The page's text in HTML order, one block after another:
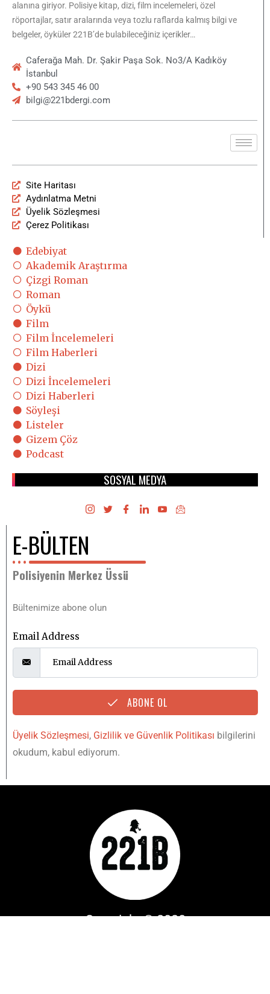
alanına giriyor. Polisiye kitap, dizi, film incelemeleri, özel
röportajlar, satır aralarında veya tozlu raflarda kalmış bilgi ve
belgeler, öyküler 221B’de bulabileceğiniz içerikler…
Caferağa Mah. Dr. Şakir Paşa Sok. No3/A Kadıköy
İstanbul
+90 543 345 46 00
bilgi@221bdergi.com
Site Haritası
Aydınlatma Metni
Üyelik Sözleşmesi
Çerez Politikası
Edebiyat
Akademik Araştırma
Çizgi Roman
Roman
Öykü
Film
Film İncelemeleri
Film Haberleri
Dizi
Dizi İncelemeleri
Dizi Haberleri
Söyleşi
Listeler
Gizem Çöz
Podcast
SOSYAL MEDYA
E-BÜLTEN
Polisiyenin Merkez Üssü
Bültenimize abone olun
Email Address
ABONE OL
Üyelik Sözleşmesi, Gizlilik ve Güvenlik Politikası bilgilerini
okudum, kabul ediyorum.
Copyright © 2020